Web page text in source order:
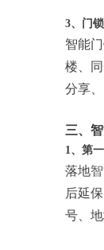
3、门
智能
楼、
分享
三、
1、第
落地
后延
号、